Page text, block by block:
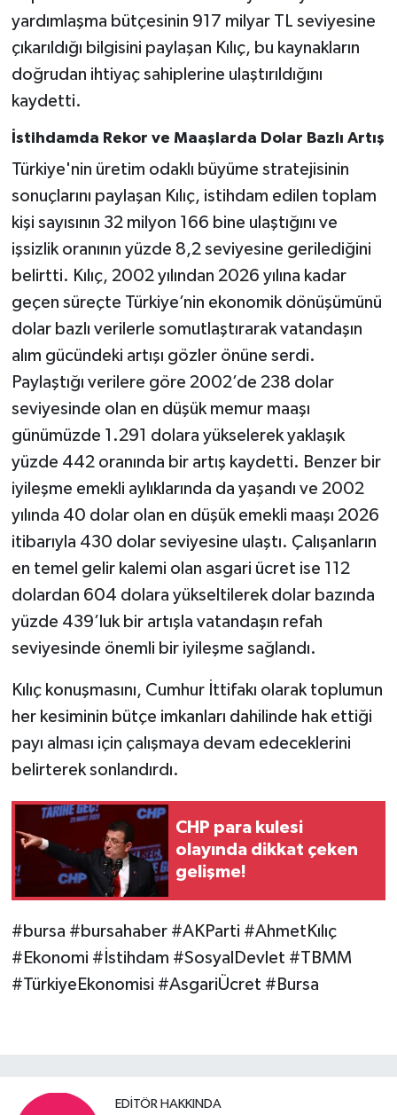
yardımlaşma bütçesinin 917 milyar TL seviyesine
çıkarıldığı bilgisini paylaşan Kılıç, bu kaynakların
doğrudan ihtiyaç sahiplerine ulaştırıldığını
kaydetti.
İstihdamda Rekor ve Maaşlarda Dolar Bazlı Artış
Türkiye'nin üretim odaklı büyüme stratejisinin
sonuçlarını paylaşan Kılıç, istihdam edilen toplam
kişi sayısının 32 milyon 166 bine ulaştığını ve
işsizlik oranının yüzde 8,2 seviyesine gerilediğini
belirtti. Kılıç, 2002 yılından 2026 yılına kadar
geçen süreçte Türkiye’nin ekonomik dönüşümünü
dolar bazlı verilerle somutlaştırarak vatandaşın
alım gücündeki artışı gözler önüne serdi.
Paylaştığı verilere göre 2002’de 238 dolar
seviyesinde olan en düşük memur maaşı
günümüzde 1.291 dolara yükselerek yaklaşık
yüzde 442 oranında bir artış kaydetti. Benzer bir
iyileşme emekli aylıklarında da yaşandı ve 2002
yılında 40 dolar olan en düşük emekli maaşı 2026
itibarıyla 430 dolar seviyesine ulaştı. Çalışanların
en temel gelir kalemi olan asgari ücret ise 112
dolardan 604 dolara yükseltilerek dolar bazında
yüzde 439’luk bir artışla vatandaşın refah
seviyesinde önemli bir iyileşme sağlandı.
Kılıç konuşmasını, Cumhur İttifakı olarak toplumun
her kesiminin bütçe imkanları dahilinde hak ettiği
payı alması için çalışmaya devam edeceklerini
belirterek sonlandırdı.
CHP para kulesi
olayında dikkat çeken
gelişme!
#bursa #bursahaber #AKParti #AhmetKılıç
#Ekonomi #İstihdam #SosyalDevlet #TBMM
#TürkiyeEkonomisi #AsgariÜcret #Bursa
EDITÖR HAKKINDA